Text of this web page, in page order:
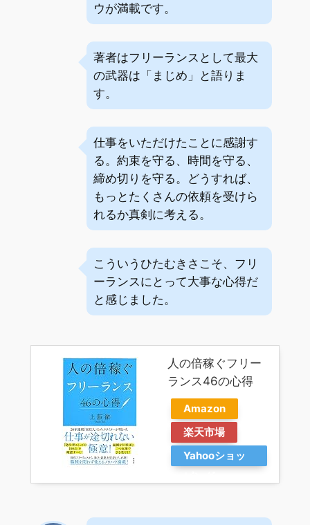
ウが満載です。
著者はフリーランスとして最大
の武器は「まじめ」と語りま
す。
仕事をいただけたことに感謝す
る。約束を守る、時間を守る、
締め切りを守る。どうすれば、
もっとたくさんの依頼を受けら
れるか真剣に考える。
こういうひたむきさこそ、フリ
ーランスにとって大事な心得だ
と感じました。
人の倍稼ぐフリー
ランス46の心得
Amazon
楽天市場
Yahooショッ